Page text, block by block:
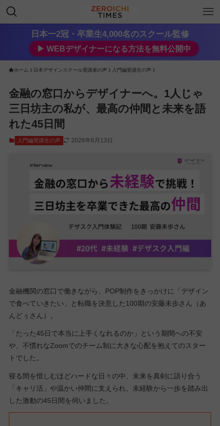
日本一2冠・卒業生4,000名のスクール監修
▶︎ WEBデザイナーになる方法を無料公開中
ホーム 日本デザインスクール受講者の声 入門編受講生の声
金融の窓口からデザイナーへ。1人じゃ
三日坊主の私が、最高の仲間と未来を語
れた45日間
入門編受講生の声 2026年6月13日
金融機関の窓口で働きながら、POP制作をきっかけに「デザイン
で食べていきたい」と転職を決意した100期の安藤未歩さん（あ
んどぅさん）。
「たった45日で本当に上手くなれるのか」という期間への不安
や、不慣れなZoomでのチーム制に大きな心配を抱えてのスター
トでした。
寝る間を惜しむほどハードな日々の中、未来を真剣に語り合う
「キャリ活」や温かい仲間に支えられ、未経験から一歩を踏み出
した激動の45日間を伺いました。